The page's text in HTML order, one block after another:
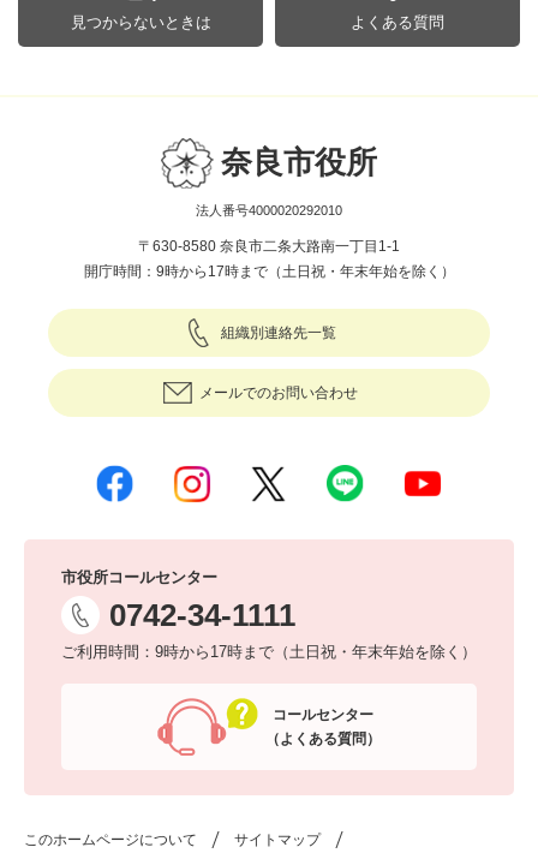
見つからないときは よくある質問
奈良市役所
法人番号4000020292010
〒630-8580 奈良市二条大路南一丁目1-1
開庁時間：9時から17時まで（土日祝・年末年始を除く）
組織別連絡先一覧
メールでのお問い合わせ
市役所コールセンター
0742-34-1111
ご利用時間：9時から17時まで（土日祝・年末年始を除く）
コールセンター
（よくある質問）
このホームページについて サイトマップ